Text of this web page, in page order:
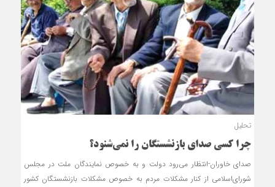
تحلیل
چرا کسی صدای بازنشستگان را نمی‌شنود؟
صدای خاوران-انتظار می‌رود دولت و به خصوص نمایندگان ملت در مجلس
شورای‌اسلامی از کنار مشکلات مردم به خصوص مشکلات بازنشستگان کشور